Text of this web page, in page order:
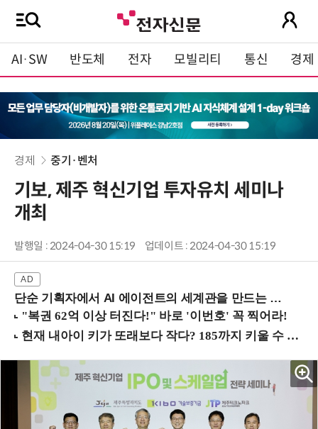
AI·SW 반도체 전자 모빌리티 통신 경제
경제 중기·벤처
기보, 제주 혁신기업 투자유치 세미나
개최
발행일 : 2024-04-30 15:19 업데이트 : 2024-04-30 15:19
단순 기획자에서 AI 에이전트의 세계관을 만드는 지식 설계자로.. (8/20 강남역)